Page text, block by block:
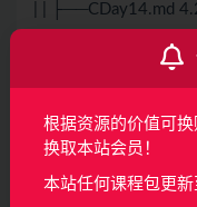
| | ├──CDay14.md
| | ├──CDay15.md
| | └──scanner.rar
├──2_Linux
| ├──1_预习资料
| | ├──vimplus
根据资源的价值可
换取本站会员！
本站任何课程包更新